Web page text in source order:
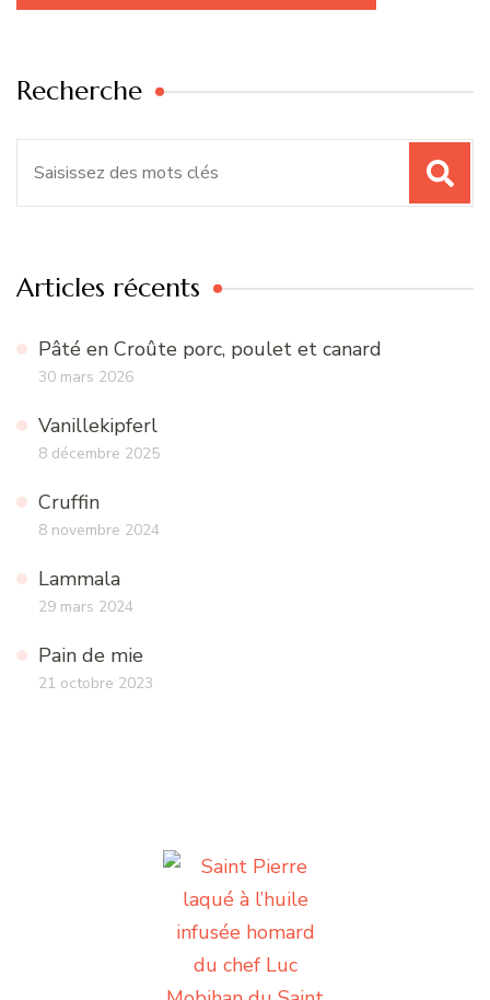
Recherche
Articles récents
Pâté en Croûte porc, poulet et canard
30 mars 2026
Vanillekipferl
8 décembre 2025
Cruffin
8 novembre 2024
Lammala
29 mars 2024
Pain de mie
21 octobre 2023